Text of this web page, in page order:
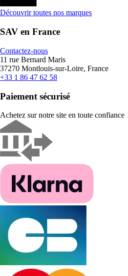
Découvrir toutes nos marques
SAV en France
Contactez-nous
11 rue Bernard Maris
37270 Montlouis-sur-Loire, France
+33 1 86 47 62 58
Paiement sécurisé
Achetez sur notre site en toute confiance